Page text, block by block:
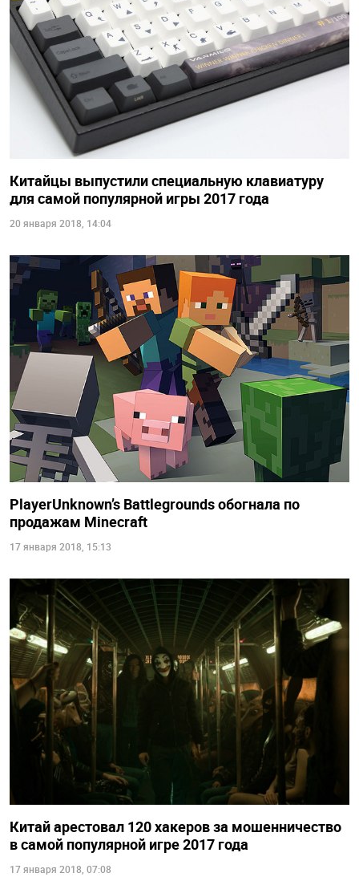
Китайцы выпустили специальную клавиатуру
для самой популярной игры 2017 года
20 января 2018, 14:04
PlayerUnknown’s Battlegrounds обогнала по
продажам Minecraft
17 января 2018, 15:13
Китай арестовал 120 хакеров за мошенничество
в самой популярной игре 2017 года
17 января 2018, 07:08